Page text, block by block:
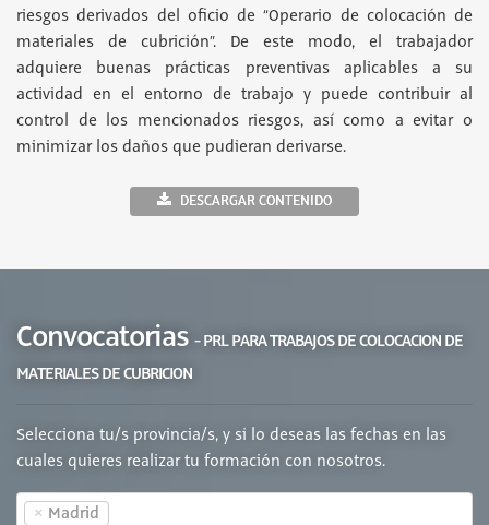
riesgos derivados del oficio de “Operario de colocación de
materiales de cubrición”. De este modo, el trabajador
adquiere buenas prácticas preventivas aplicables a su
actividad en el entorno de trabajo y puede contribuir al
control de los mencionados riesgos, así como a evitar o
minimizar los daños que pudieran derivarse.
DESCARGAR CONTENIDO
Convocatorias - PRL PARA TRABAJOS DE COLOCACION DE
MATERIALES DE CUBRICION
Selecciona tu/s provincia/s, y si lo deseas las fechas en las
cuales quieres realizar tu formación con nosotros.
× Madrid